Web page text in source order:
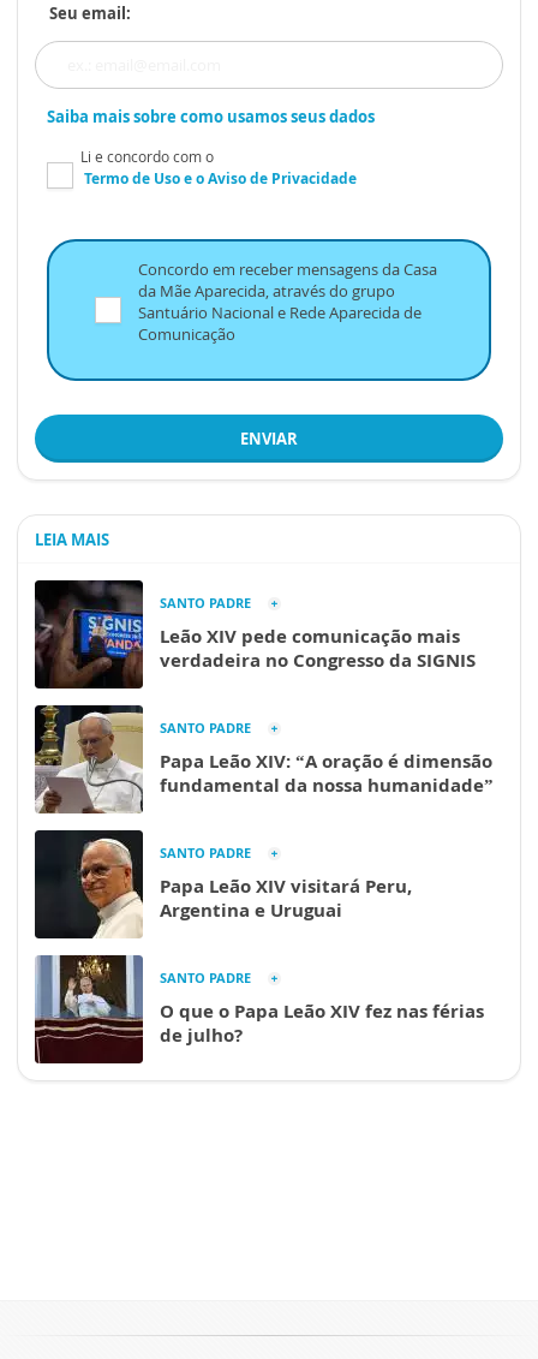
Seu email:
Saiba mais sobre como usamos seus dados
Li e concordo com o
Termo de Usoe oAviso de Privacidade
Concordo em receber mensagens da Casa
da Mãe Aparecida, através do grupo
Santuário Nacional e Rede Aparecida de
Comunicação
ENVIAR
LEIA MAIS
SANTO PADRE
Leão XIV pede comunicação mais
verdadeira no Congresso da SIGNIS
SANTO PADRE
Papa Leão XIV: “A oração é dimensão
fundamental da nossa humanidade”
SANTO PADRE
Papa Leão XIV visitará Peru,
Argentina e Uruguai
SANTO PADRE
O que o Papa Leão XIV fez nas férias
de julho?